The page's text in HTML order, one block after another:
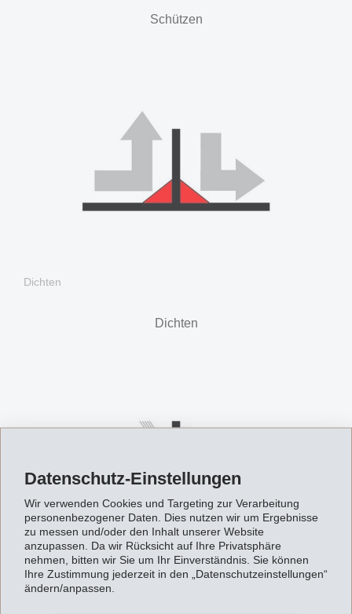
Datenschutz-Einstellungen
Wir verwenden Cookies und Targeting zur Verarbeitung
personenbezogener Daten. Dies nutzen wir um Ergebnisse
zu messen und/oder den Inhalt unserer Website
anzupassen. Da wir Rücksicht auf Ihre Privatsphäre
nehmen, bitten wir Sie um Ihr Einverständnis. Sie können
Ihre Zustimmung jederzeit in den „Datenschutzeinstellungen“
ändern/anpassen.
Schützen
Dichten
Dichten
Damping